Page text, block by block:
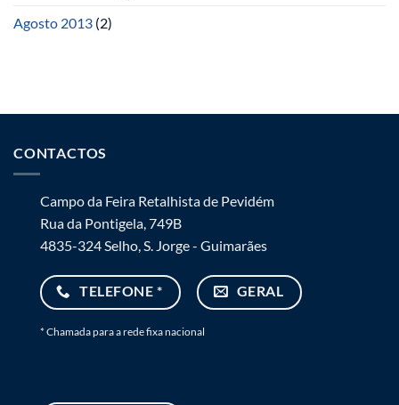
Agosto 2013 (2)
CONTACTOS
Campo da Feira Retalhista de Pevidém
Rua da Pontigela, 749B
4835-324 Selho, S. Jorge - Guimarães
TELEFONE * GERAL
* Chamada para a rede fixa nacional